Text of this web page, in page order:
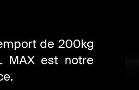
de 200kg
MAX est notre